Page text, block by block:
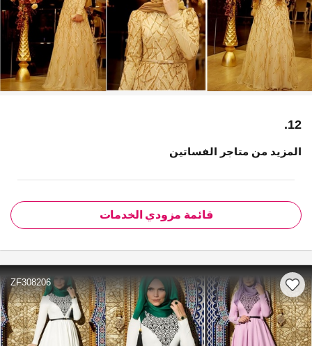
12.
المزيد من متاجر الفساتين
قائمة مزودي الخدمات
ZF308206